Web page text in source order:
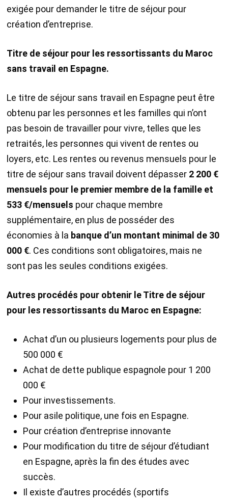
exigée pour demander le titre de séjour pour
création d’entreprise.
Titre de séjour pour les ressortissants du Maroc
sans travail en Espagne.
Le titre de séjour sans travail en Espagne peut être
obtenu par les personnes et les familles qui n’ont
pas besoin de travailler pour vivre, telles que les
retraités, les personnes qui vivent de rentes ou
loyers, etc. Les rentes ou revenus mensuels pour le
titre de séjour sans travail doivent dépasser 2 200 €
mensuels pour le premier membre de la famille et
533 €/mensuels pour chaque membre
supplémentaire, en plus de posséder des
économies à la banque d’un montant minimal de 30
000 €. Ces conditions sont obligatoires, mais ne
sont pas les seules conditions exigées.
Autres procédés pour obtenir le Titre de séjour
pour les ressortissants du Maroc en Espagne:
Achat d’un ou plusieurs logements pour plus de
500 000 €
Achat de dette publique espagnole pour 1 200
000 €
Pour investissements.
Pour asile politique, une fois en Espagne.
Pour création d’entreprise innovante
Pour modification du titre de séjour d’étudiant
en Espagne, après la fin des études avec
succès.
Il existe d’autres procédés (sportifs